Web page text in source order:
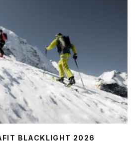
BLACKLIGHT 2026